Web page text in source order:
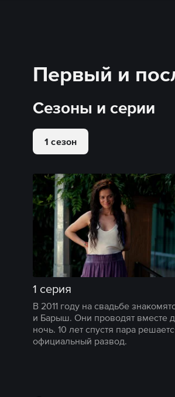
Первый и
Сезоны и серии
1 сезон
1 серия
В 2011 году на свадьбе
и Барыш. Они проводят вместе
ночь. 10 лет спустя пара
официальный развод.